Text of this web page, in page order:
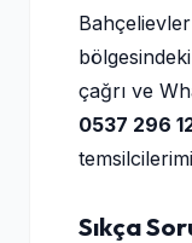
çağrı ve
0537 296
Sıkça